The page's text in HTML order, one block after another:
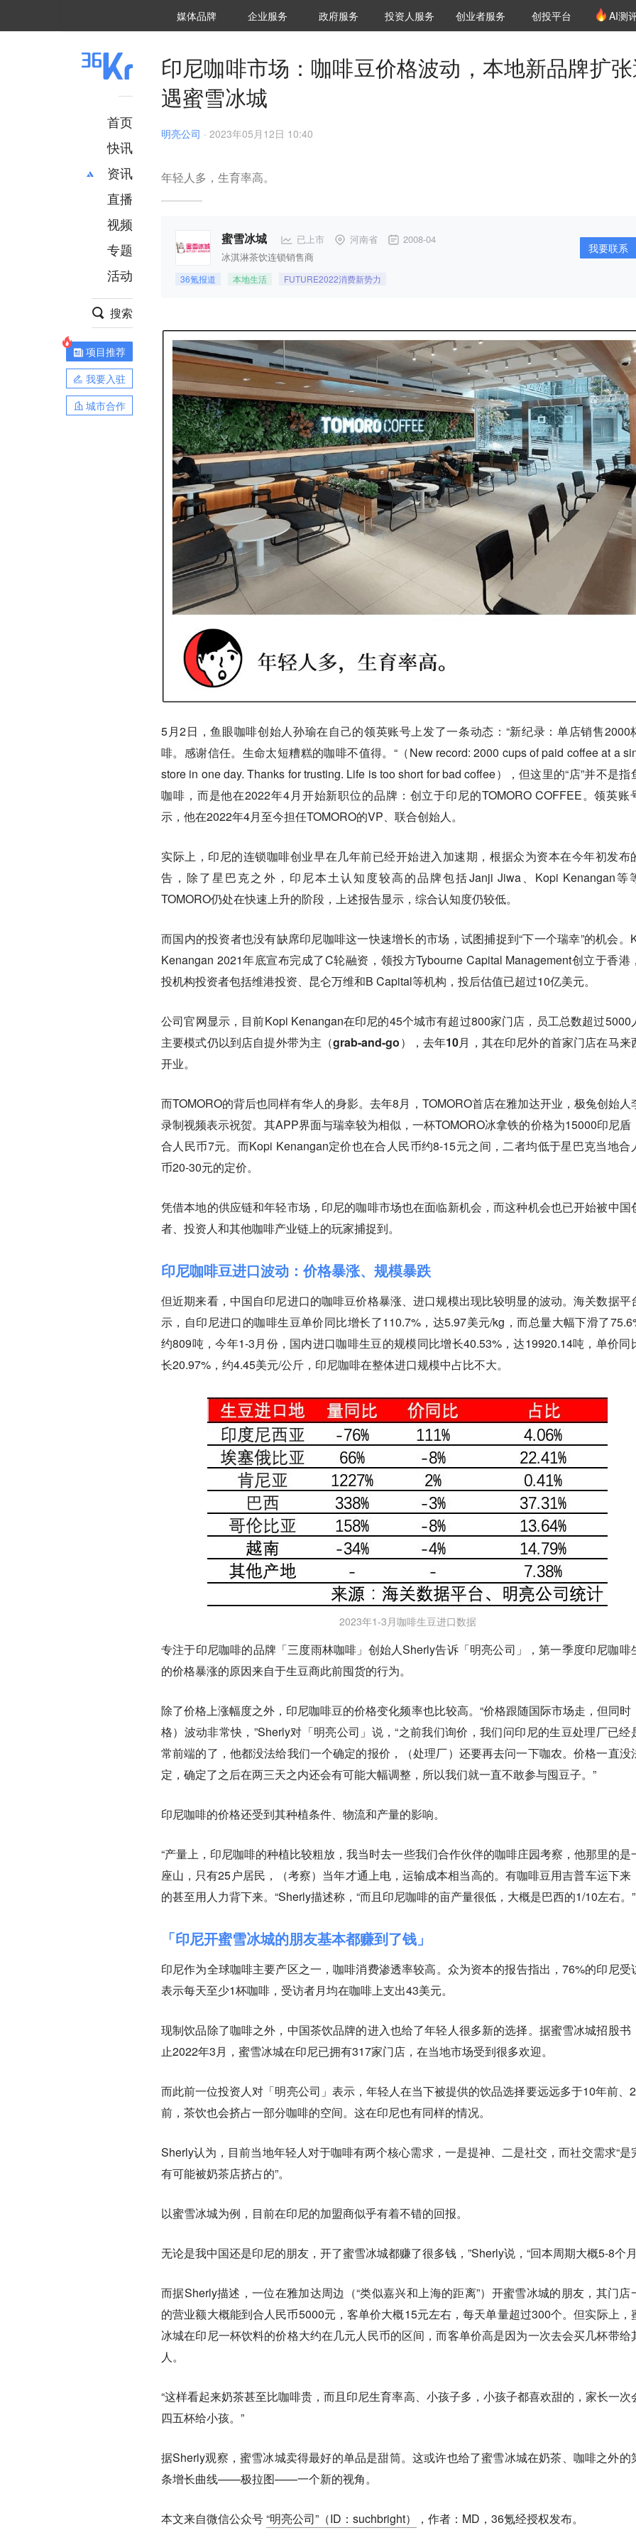
媒体品牌 36Kr研究院
企业服务 城市之窗
政府服务 VClub投资机构库
投资机构职位推介
投资人服务 创投氪堂
创业者服务 创投平台 AI测
首页
快讯
资讯
推荐
财经
项目推荐
安徽
直播
视频
专题
活动
搜索
项目推荐
我要入驻
城市合作
印尼咖啡市场：咖啡豆价格波动，本地新品牌扩
遇蜜雪冰城
明亮公司 · 2023年05月12日 10:40
年轻人多，生育率高。
蜜雪冰城 已上市 河南省 2008-04
冰淇淋茶饮连锁销售商
36氪报道 本地生活 FUTURE2022消费新势力
我要联系
5月2日，鱼眼咖啡创始人孙瑜在自己的领英账号上发了一条动态：“新纪录：单店销售2000
啡。感谢信任。生命太短糟糕的咖啡不值得。“（New record: 2000 cups of paid coffee at a
store in one day. Thanks for trusting. Life is too short for bad coffee），但这里的“店”并不是指
咖啡，而是他在2022年4月开始新职位的品牌：创立于印尼的TOMORO COFFEE。领英账
示，他在2022年4月至今担任TOMORO的VP、联合创始人。
实际上，印尼的连锁咖啡创业早在几年前已经开始进入加速期，根据众为资本在今年初发布
告，除了星巴克之外，印尼本土认知度较高的品牌包括Janji Jiwa、Kopi Kenangan等
TOMORO仍处在快速上升的阶段，上述报告显示，综合认知度仍较低。
而国内的投资者也没有缺席印尼咖啡这一快速增长的市场，试图捕捉到“下一个瑞幸”的机会。
Kenangan 2021年底宣布完成了C轮融资，领投方Tybourne Capital Management创立于香港
投机构投资者包括维港投资、昆仑万维和B Capital等机构，投后估值已超过10亿美元。
公司官网显示，目前Kopi Kenangan在印尼的45个城市有超过800家门店，员工总数超过5000
主要模式仍以到店自提外带为主（grab-and-go），去年10月，其在印尼外的首家门店在马来
开业。
而TOMORO的背后也同样有华人的身影。去年8月，TOMORO首店在雅加达开业，极兔创始人
录制视频表示祝贺。其APP界面与瑞幸较为相似，一杯TOMORO冰拿铁的价格为15000印尼盾
合人民币7元。而Kopi Kenangan定价也在合人民币约8-15元之间，二者均低于星巴克当地合
币20-30元的定价。
凭借本地的供应链和年轻市场，印尼的咖啡市场也在面临新机会，而这种机会也已开始被中国
者、投资人和其他咖啡产业链上的玩家捕捉到。
印尼咖啡豆进口波动：价格暴涨、规模暴跌
但近期来看，中国自印尼进口的咖啡豆价格暴涨、进口规模出现比较明显的波动。海关数据平
示，自印尼进口的咖啡生豆单价同比增长了110.7%，达5.97美元/kg，而总量大幅下滑了
约809吨，今年1-3月份，国内进口咖啡生豆的规模同比增长40.53%，达19920.14吨，单价同
长20.97%，约4.45美元/公斤，印尼咖啡在整体进口规模中占比不大。
2023年1-3月咖啡生豆进口数据
专注于印尼咖啡的品牌「三度雨林咖啡」创始人Sherly告诉「明亮公司」，第一季度印尼咖啡
的价格暴涨的原因来自于生豆商此前囤货的行为。
除了价格上涨幅度之外，印尼咖啡豆的价格变化频率也比较高。“价格跟随国际市场走，但同时
格）波动非常快，”Sherly对「明亮公司」说，“之前我们询价，我们问印尼的生豆处理厂已经
常前端的了，他都没法给我们一个确定的报价，（处理厂）还要再去问一下咖农。价格一直没
定，确定了之后在两三天之内还会有可能大幅调整，所以我们就一直不敢参与囤豆子。”
印尼咖啡的价格还受到其种植条件、物流和产量的影响。
“产量上，印尼咖啡的种植比较粗放，我当时去一些我们合作伙伴的咖啡庄园考察，他那里的是
座山，只有25户居民，（考察）当年才通上电，运输成本相当高的。有咖啡豆用吉普车运下来
的甚至用人力背下来。“Sherly描述称，“而且印尼咖啡的亩产量很低，大概是巴西的1/10左右。”
「印尼开蜜雪冰城的朋友基本都赚到了钱」
印尼作为全球咖啡主要产区之一，咖啡消费渗透率较高。众为资本的报告指出，76%的印尼受
表示每天至少1杯咖啡，受访者月均在咖啡上支出43美元。
现制饮品除了咖啡之外，中国茶饮品牌的进入也给了年轻人很多新的选择。据蜜雪冰城招股书
止2022年3月，蜜雪冰城在印尼已拥有317家门店，在当地市场受到很多欢迎。
而此前一位投资人对「明亮公司」表示，年轻人在当下被提供的饮品选择要远远多于10年前、
前，茶饮也会挤占一部分咖啡的空间。这在印尼也有同样的情况。
Sherly认为，目前当地年轻人对于咖啡有两个核心需求，一是提神、二是社交，而社交需求“是
有可能被奶茶店挤占的”。
以蜜雪冰城为例，目前在印尼的加盟商似乎有着不错的回报。
无论是我中国还是印尼的朋友，开了蜜雪冰城都赚了很多钱，”Sherly说，“回本周期大概5-8个
而据Sherly描述，一位在雅加达周边（“类似嘉兴和上海的距离”）开蜜雪冰城的朋友，其门店
的营业额大概能到合人民币5000元，客单价大概15元左右，每天单量超过300个。但实际上，
冰城在印尼一杯饮料的价格大约在几元人民币的区间，而客单价高是因为一次去会买几杯带给
人。
“这样看起来奶茶甚至比咖啡贵，而且印尼生育率高、小孩子多，小孩子都喜欢甜的，家长一次
四五杯给小孩。”
据Sherly观察，蜜雪冰城卖得最好的单品是甜筒。这或许也给了蜜雪冰城在奶茶、咖啡之外的
条增长曲线——极拉图——一个新的视角。
本文来自微信公众号“明亮公司”（ID：suchbright） ，作者：MD，36氪经授权发布。